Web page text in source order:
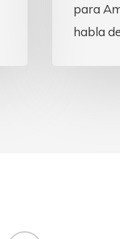
para
habla